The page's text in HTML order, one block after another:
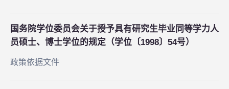
国务院学位委员会关于授予具有研究生毕业同等学力人
员硕士、博士学位的规定（学位〔1998〕54号）
政策依据文件